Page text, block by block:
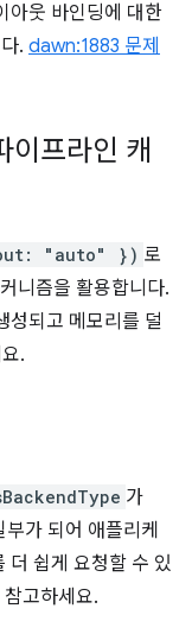
아웃 바인딩에 대한
. dawn:1883 문제
이프라인 캐
"auto" }) 로
니즘을 활용합니다.
성되고 메모리를 덜
.
가
부가 되어 애플리케
더 쉽게 요청할 수 있
참고하세요.